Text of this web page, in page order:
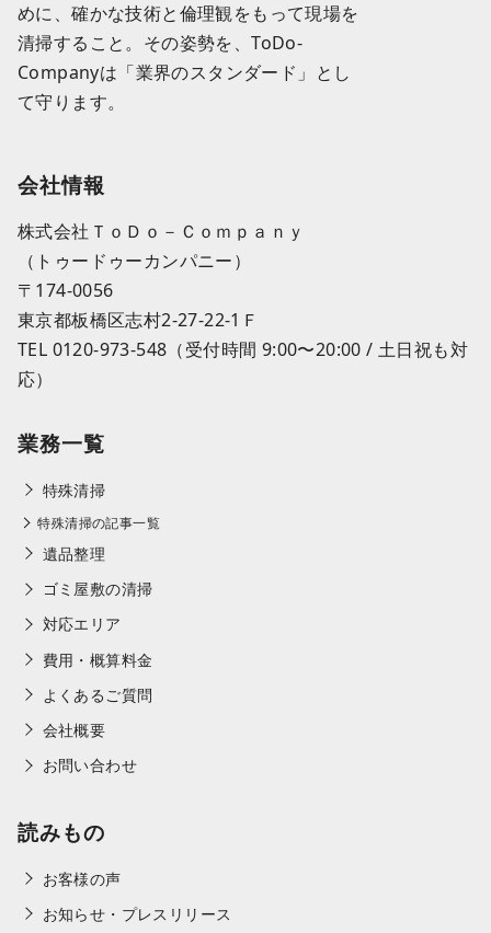
めに、確かな技術と倫理観をもって現場を
清掃すること。その姿勢を、ToDo-
Companyは「業界のスタンダード」とし
て守ります。
会社情報
株式会社ＴｏＤｏ－Ｃｏｍｐａｎｙ
（トゥードゥーカンパニー）
〒174-0056
東京都板橋区志村2-27-22-1Ｆ
TEL 0120-973-548（受付時間 9:00〜20:00 / 土日祝も対
応）
業務一覧
特殊清掃
特殊清掃の記事一覧
遺品整理
ゴミ屋敷の清掃
対応エリア
費用・概算料金
よくあるご質問
会社概要
お問い合わせ
読みもの
お客様の声
お知らせ・プレスリリース